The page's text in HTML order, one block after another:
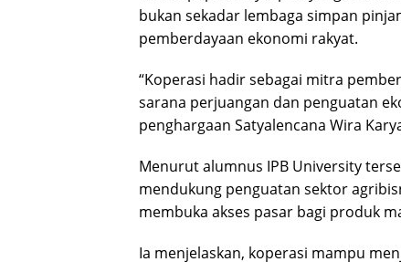
bukan sekadar lembaga simpan
pemberdayaan ekonomi rakyat.
“Koperasi hadir sebagai mitra
sarana perjuangan dan penguatan
penghargaan Satyalencana Wira
Menurut alumnus IPB University
mendukung penguatan sektor
membuka akses pasar bagi produk
Ia menjelaskan, koperasi mampu